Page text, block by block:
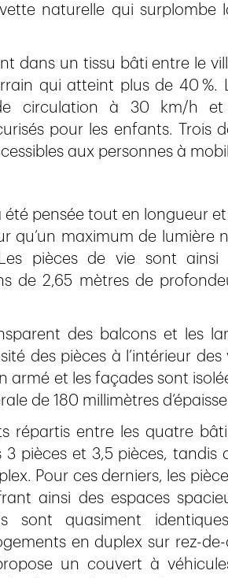
naturelle qui surplombe
dans un tissu bâti entre le
qui atteint plus de 40 %.
circulation à 30 km/h et
pour les enfants. Trois
aux personnes à
été pensée tout en longueur
qu’un maximum de lumière
pièces de vie sont ainsi
de 2,65 mètres de
des balcons et les
des pièces à l’intérieur
armé et les façades sont
de 180 millimètres
répartis entre les quatre
pièces et 3,5 pièces, tandis
Pour ces derniers, les
ainsi des espaces
sont quasiment
en duplex sur rez-
un couvert à